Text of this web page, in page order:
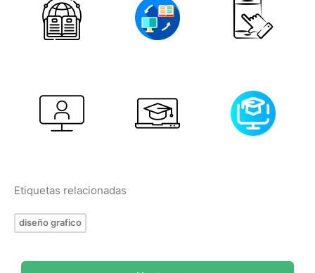
Etiquetas relacionadas
diseño grafico